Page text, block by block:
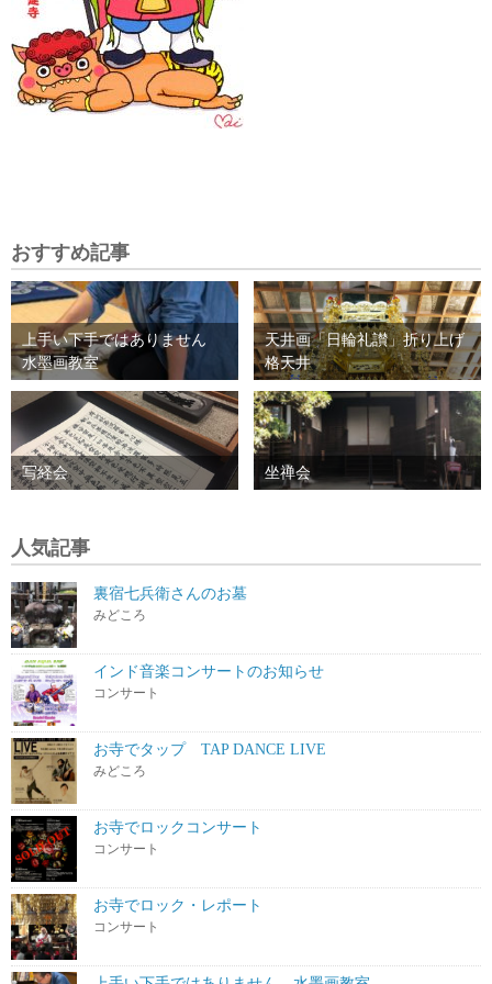
おすすめ記事
上手い下手ではありません
水墨画教室
天井画「日輪礼讃」折り上げ
格天井
写経会 坐禅会
人気記事
裏宿七兵衛さんのお墓
みどころ
インド音楽コンサートのお知らせ
コンサート
お寺でタップ TAP DANCE LIVE
みどころ
お寺でロックコンサート
コンサート
お寺でロック・レポート
コンサート